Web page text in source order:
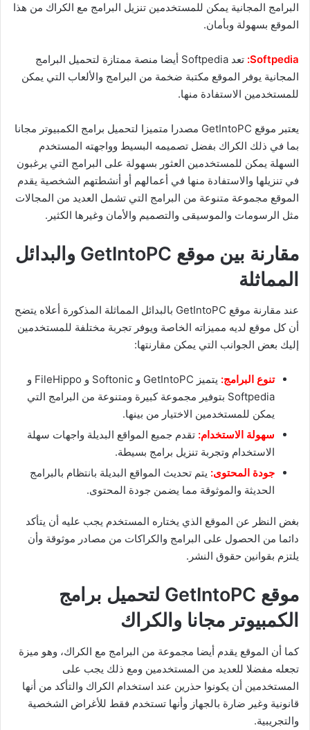
البرامج المجانية يمكن للمستخدمين تنزيل البرامج مع الكراك من هذا
الموقع بسهولة وبأمان.
Softpedia:
تعد Softpedia أيضا منصة ممتازة لتحميل البرامج
المجانية يوفر الموقع مكتبة ضخمة من البرامج والألعاب التي يمكن
للمستخدمين الاستفادة منها.
يعتبر موقع GetIntoPC مصدرا متميزا لتحميل برامج الكمبيوتر مجانا
بما في ذلك الكراك بفضل تصميمه البسيط وواجهته المستخدم
السهلة يمكن للمستخدمين العثور بسهولة على البرامج التي يرغبون
في تنزيلها والاستفادة منها في أعمالهم أو أنشطتهم الشخصية يقدم
الموقع مجموعة متنوعة من البرامج التي تشمل العديد من المجالات
مثل الرسومات والموسيقى والتصميم والأمان وغيرها الكثير.
مقارنة بين موقع GetIntoPC والبدائل
المماثلة
عند مقارنة موقع GetIntoPC بالبدائل المماثلة المذكورة أعلاه يتضح
أن كل موقع لديه مميزاته الخاصة ويوفر تجربة مختلفة للمستخدمين
إليك بعض الجوانب التي يمكن مقارنتها:
تنوع البرامج:
يتميز GetIntoPC و Softonic و FileHippo و
Softpedia بتوفير مجموعة كبيرة ومتنوعة من البرامج التي
يمكن للمستخدمين الاختيار من بينها.
سهولة الاستخدام: تقدم جميع المواقع البديلة واجهات سهلة
الاستخدام وتجربة تنزيل برامج بسيطة.
جودة المحتوى: يتم تحديث المواقع البديلة بانتظام بالبرامج
الحديثة والموثوقة مما يضمن جودة المحتوى.
بغض النظر عن الموقع الذي يختاره المستخدم يجب عليه أن يتأكد
دائما من الحصول على البرامج والكراكات من مصادر موثوقة وأن
يلتزم بقوانين حقوق النشر.
موقع GetIntoPC لتحميل برامج
الكمبيوتر مجانا والكراك
كما أن الموقع يقدم أيضا مجموعة من البرامج مع الكراك، وهو ميزة
تجعله مفضلا للعديد من المستخدمين ومع ذلك يجب على
المستخدمين أن يكونوا حذرين عند استخدام الكراك والتأكد من أنها
قانونية وغير ضارة بالجهاز وأنها تستخدم فقط للأغراض الشخصية
والتجريبية.